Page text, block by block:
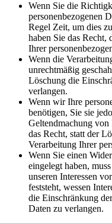
Wenn Sie die
personenbezogenen
Regel Zeit, um dies
haben Sie das Recht,
Ihrer
Wenn die
unrechtmäßig
Löschung die
verlangen.
Wenn wir Ihre
benötigen, Sie sie
Geltendmachung von
das Recht, statt der
Verarbeitung Ihrer
Wenn Sie einen
eingelegt haben,
unseren Interessen
feststeht, wessen
die Einschränkung
Daten zu verlangen.